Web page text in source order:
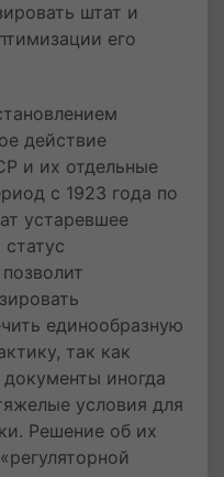
штат и
его
действие
и их отдельные
с 1923 года по
устаревшее
единообразную
так как
иногда
условия для
Решение об их